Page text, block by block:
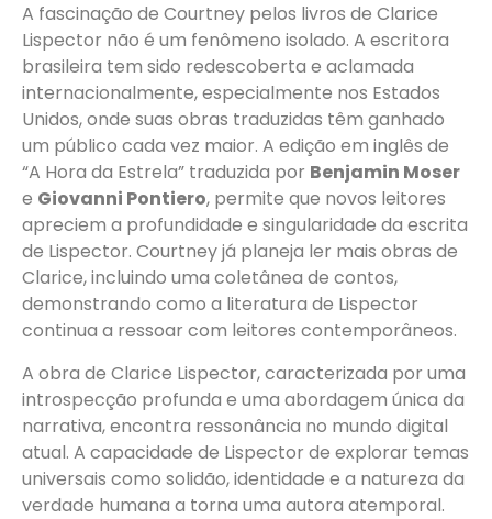
A fascinação de Courtney pelos livros de Clarice
Lispector não é um fenômeno isolado. A escritora
brasileira tem sido redescoberta e aclamada
internacionalmente, especialmente nos Estados
Unidos, onde suas obras traduzidas têm ganhado
um público cada vez maior. A edição em inglês de
“A Hora da Estrela” traduzida por Benjamin Moser
e Giovanni Pontiero, permite que novos leitores
apreciem a profundidade e singularidade da escrita
de Lispector. Courtney já planeja ler mais obras de
Clarice, incluindo uma coletânea de contos,
demonstrando como a literatura de Lispector
continua a ressoar com leitores contemporâneos.
A obra de Clarice Lispector, caracterizada por uma
introspecção profunda e uma abordagem única da
narrativa, encontra ressonância no mundo digital
atual. A capacidade de Lispector de explorar temas
universais como solidão, identidade e a natureza da
verdade humana a torna uma autora atemporal.